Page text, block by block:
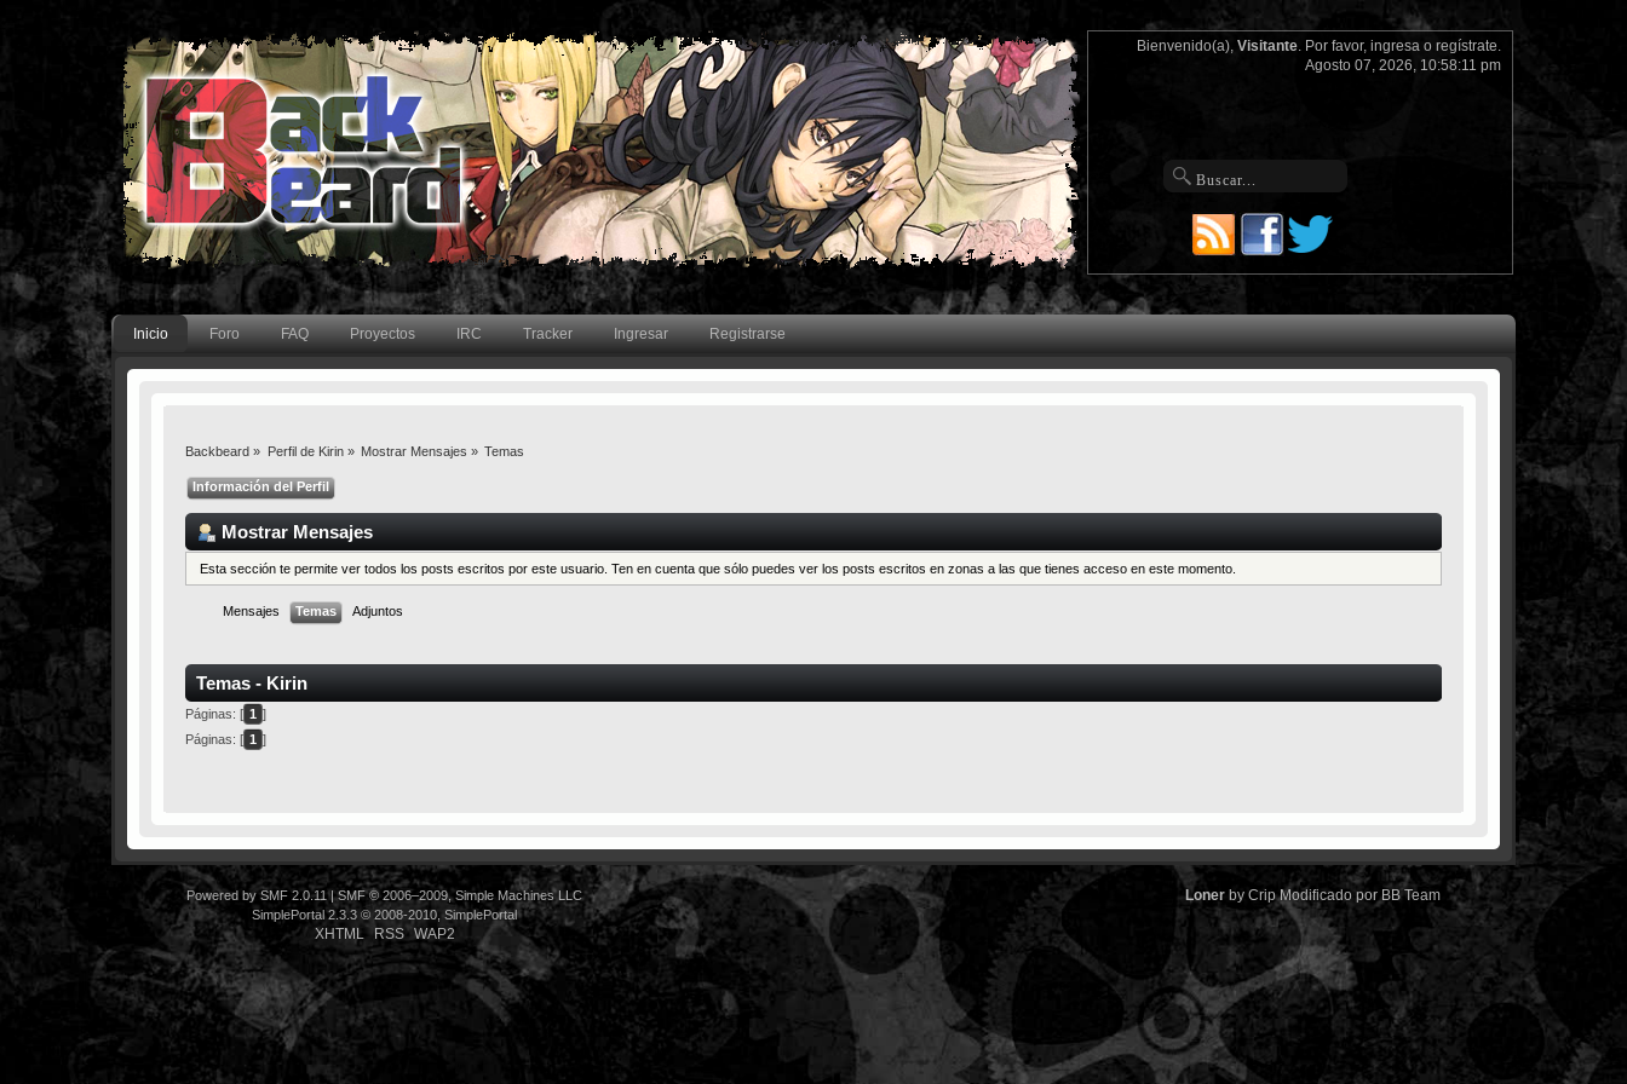
Bienvenido(a), Visitante. Por favor, ingresao regístrate.
Agosto 07, 2026, 10:58:11 pm
Inicio Foro FAQ Proyectos IRC Tracker Ingresar Registrarse
Backbeard » Perfil de Kirin » Mostrar Mensajes » Temas
Información del Perfil
Mostrar Mensajes
Esta sección te permite ver todos los posts escritos por este usuario. Ten en cuenta que sólo puedes ver los posts escritos en zonas a las que tienes acceso en este momento.
Mensajes Temas Adjuntos
Temas - Kirin
Páginas: [ 1 ]
Páginas: [ 1 ]
Powered by SMF 2.0.11 |SMF © 2006–2009, Simple Machines LLC
SimplePortal 2.3.3 © 2008-2010, SimplePortal
XHTML RSS WAP2
Lonerby Crip